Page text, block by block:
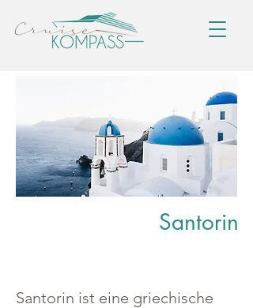
Santorin
Santorin ist eine griechische